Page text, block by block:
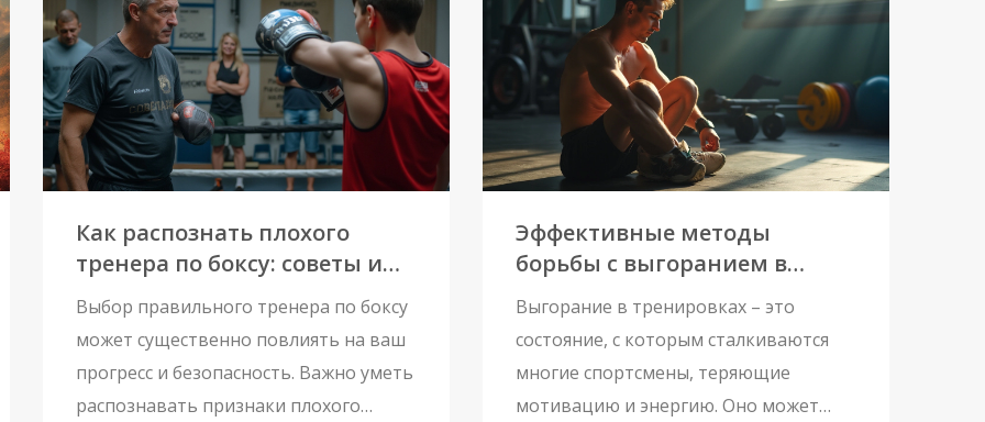
Как распознать плохого
тренера по боксу: советы и
признаки
Выбор правильного тренера по боксу
может существенно повлиять на ваш
прогресс и безопасность. Важно уметь
распознавать признаки плохого
Эффективные методы
борьбы с выгоранием в
тренировках
Выгорание в тренировках – это
состояние, с которым сталкиваются
многие спортсмены, теряющие
мотивацию и энергию. Оно может